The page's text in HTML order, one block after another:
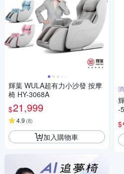
輝葉 WULA超有力小沙發 按摩
椅 HY-3068A
$21,999
4.9 (8)
加入購物車
-
$